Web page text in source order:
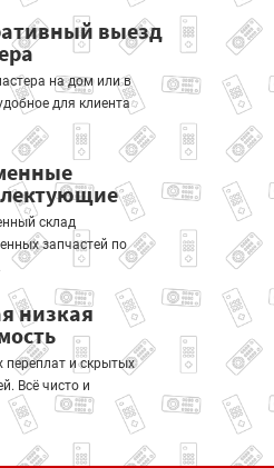
выезд
на дом или в
для клиента
склад
запчастей по
низкая
переплат и скрытых
Всё чисто и